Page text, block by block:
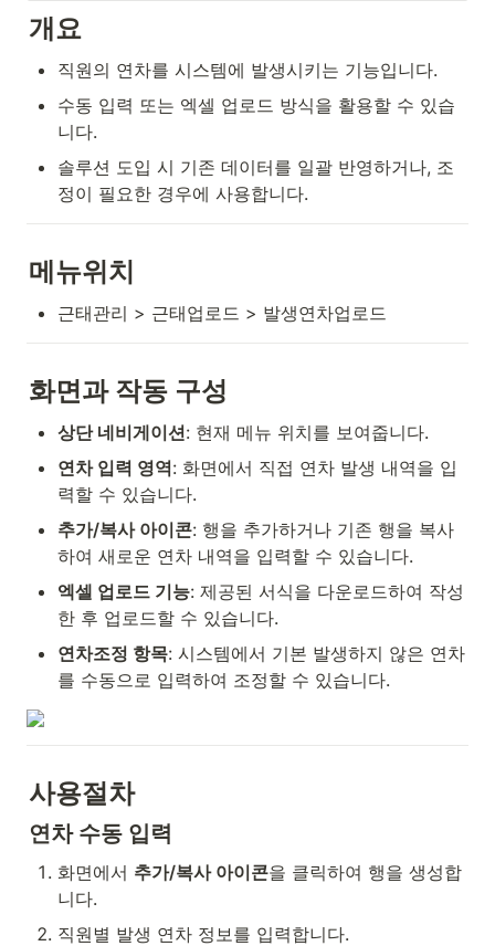
개요
직원의 연차를 시스템에 발생시키는 기능입니다.
수동 입력 또는 엑셀 업로드 방식을 활용할 수 있습
니다.
솔루션 도입 시 기존 데이터를 일괄 반영하거나, 조
정이 필요한 경우에 사용합니다.
메뉴위치
근태관리 > 근태업로드 > 발생연차업로드
화면과 작동 구성
상단 네비게이션: 현재 메뉴 위치를 보여줍니다.
연차 입력 영역: 화면에서 직접 연차 발생 내역을 입
력할 수 있습니다.
추가/복사 아이콘: 행을 추가하거나 기존 행을 복사
하여 새로운 연차 내역을 입력할 수 있습니다.
엑셀 업로드 기능: 제공된 서식을 다운로드하여 작성
한 후 업로드할 수 있습니다.
연차조정 항목: 시스템에서 기본 발생하지 않은 연차
를 수동으로 입력하여 조정할 수 있습니다.
사용절차
연차 수동 입력
화면에서 추가/복사 아이콘을 클릭하여 행을 생성합
니다.
직원별 발생 연차 정보를 입력합니다.